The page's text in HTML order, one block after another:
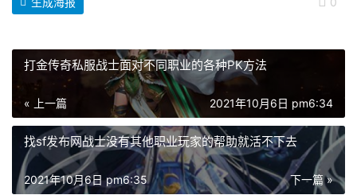
打金传奇私服战士面对不同职业的各种PK方法
« 上一篇 2021年10月6日 pm6:34
找sf发布网战士没有其他职业玩家的帮助就活不下去
下一篇 »
2021年10月6日 pm6:35